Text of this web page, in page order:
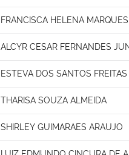
FRANCISCA HELENA MARQUES
ALCYR CESAR FERNANDES
ESTEVA DOS SANTOS FREITAS
THARISA SOUZA ALMEIDA
SHIRLEY GUIMARAES ARAUJO